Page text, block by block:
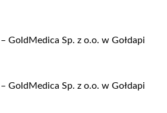
– GoldMedica Sp. z o.o. w Gołdapi
– GoldMedica Sp. z o.o. w Gołdapi